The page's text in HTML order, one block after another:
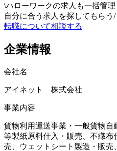
\ハローワークの求人も一括管理
自分に合う求人を探してもらう /
転職について相談する
企業情報
会社名
アイネット 株式会社
事業内容
貨物利用運送事業・一般貨物
等製紙原料仕入・販売、不織布
売、ウェットシート製造・販